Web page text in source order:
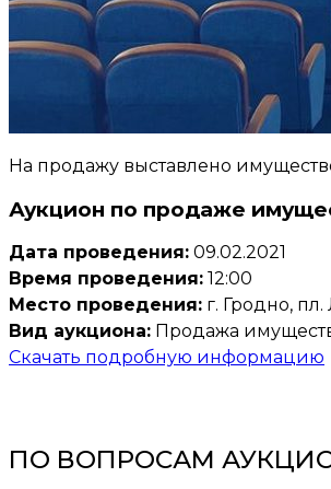
На продажу выставлено
Аукцион по продаже
Дата проведения: 09.02.2021
Время проведения: 12:00
Место проведения: г. Гродно,
Вид аукциона: Продажа
Скачать подробную информацию
ПО ВОПРОСАМ